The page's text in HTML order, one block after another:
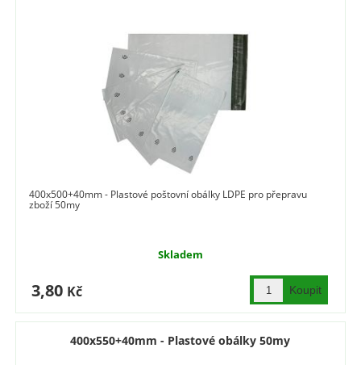
400x500+40mm - Plastové poštovní obálky LDPE pro přepravu
zboží 50my
Skladem
3,80 Kč
400x550+40mm - Plastové obálky 50my